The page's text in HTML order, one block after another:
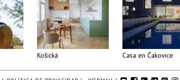
Košická Casa en Čakovice